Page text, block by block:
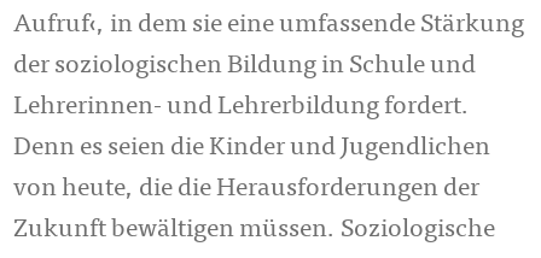
Aufruf‹, in dem sie eine umfassende Stärkung
der soziologischen Bildung in Schule und
Lehrerinnen- und Lehrerbildung fordert.
Denn es seien die Kinder und Jugendlichen
von heute, die die Herausforderungen der
Zukunft bewältigen müssen. Soziologische